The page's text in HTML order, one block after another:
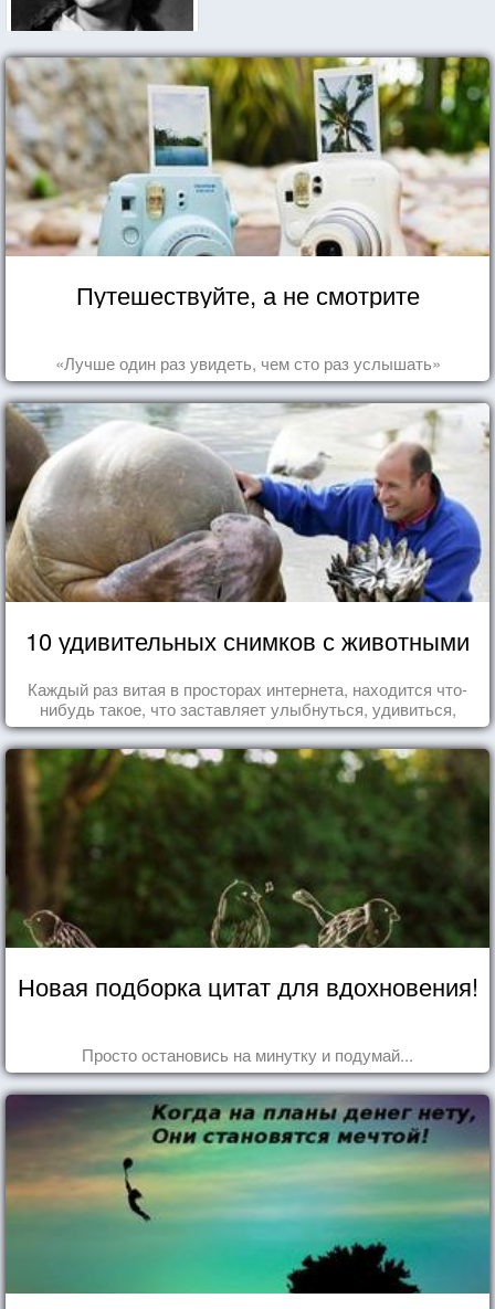
Путешествуйте, а не смотрите
«Лучше один раз увидеть, чем сто раз услышать»
10 удивительных снимков с животными
Каждый раз витая в просторах интернета, находится что-
нибудь такое, что заставляет улыбнуться, удивиться,
восхититься...
Новая подборка цитат для вдохновения!
Просто остановись на минутку и подумай...